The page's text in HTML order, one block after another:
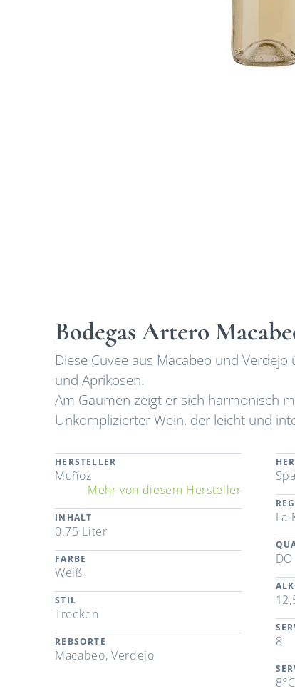
Bodegas Artero
Diese Cuvee aus Macabeo und
und Aprikosen.
Am Gaumen zeigt er sich harmonisch
Unkomplizierter Wein, der leicht und
HERSTELLER
Muñoz
Mehr von diesem Hersteller
INHALT
0.75 Liter
FARBE
Weiß
STIL
Trocken
REBSORTE
Macabeo, Verdejo
La
DO
8
8°C